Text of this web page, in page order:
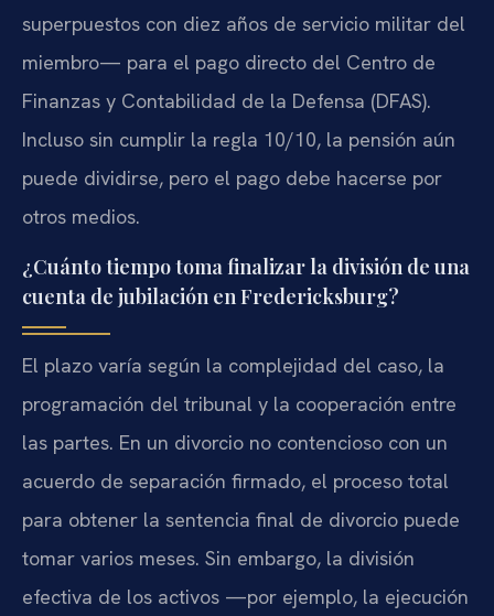
superpuestos con diez años de servicio militar del
miembro— para el pago directo del Centro de
Finanzas y Contabilidad de la Defensa (DFAS).
Incluso sin cumplir la regla 10/10, la pensión aún
puede dividirse, pero el pago debe hacerse por
otros medios.
¿Cuánto tiempo toma finalizar la división de una
cuenta de jubilación en Fredericksburg?
El plazo varía según la complejidad del caso, la
programación del tribunal y la cooperación entre
las partes. En un divorcio no contencioso con un
acuerdo de separación firmado, el proceso total
para obtener la sentencia final de divorcio puede
tomar varios meses. Sin embargo, la división
efectiva de los activos —por ejemplo, la ejecución